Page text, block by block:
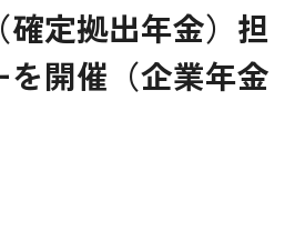
・補助金
定拠出年金）担
を開催（企業年金